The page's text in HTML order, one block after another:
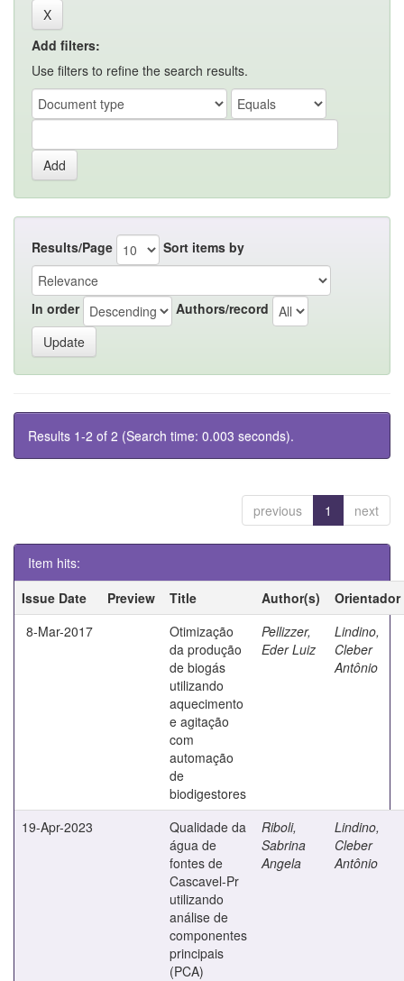
Add filters:
Use filters to refine the search results.
Results/Page Sort items by
In order Authors/record
Results 1-2 of 2 (Search time: 0.003 seconds).
previous 1 next
Item hits:
Issue Date
Preview Title Author(s)
Orientador
8-Mar-2017
Otimização
da produção
de biogás
utilizando
aquecimento
e agitação
com
automação
de
biodigestores
Pellizzer,
Eder Luiz
Lindino,
Cleber
Antônio
19-Apr-2023
Qualidade da
água de
fontes de
Cascavel-Pr
utilizando
análise de
componentes
principais
(PCA)
Riboli,
Sabrina
Angela
Lindino,
Cleber
Antônio